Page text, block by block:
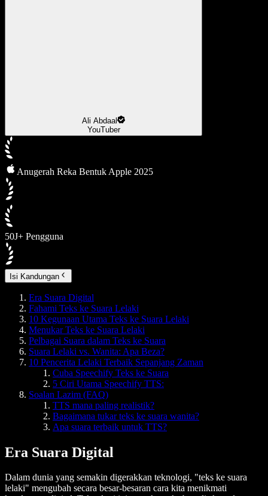
Ali Abdaal
YouTuber
Anugerah Reka Bentuk Apple 2025
50J+ Pengguna
Isi Kandungan
Era Suara Digital
Fahami Teks ke Suara Lelaki
10 Kegunaan Utama Teks ke Suara Lelaki
Menukar Teks ke Suara Lelaki
Pelbagai Suara dalam Teks ke Suara
Suara Lelaki vs. Wanita: Apa Beza?
10 Pencerita Lelaki Terbaik Sepanjang Zaman
Cuba Speechify Teks ke Suara
5 Ciri Utama Speechify TTS:
Soalan Lazim (FAQ)
TTS mana paling realistik?
Bagaimana tukar teks ke suara wanita?
Apa suara terbaik untuk TTS?
Era Suara Digital
Dalam dunia yang semakin digerakkan teknologi, "teks ke suara
lelaki" mengubah secara besar-besaran cara kita menikmati